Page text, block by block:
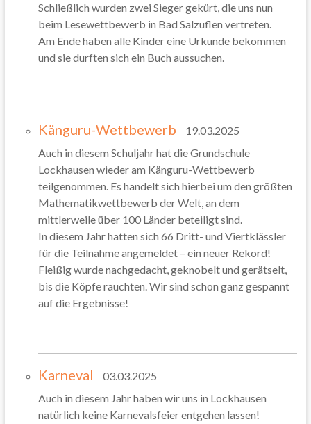
Schließlich wurden zwei Sieger gekürt, die uns nun
beim Lesewettbewerb in Bad Salzuflen vertreten.
Am Ende haben alle Kinder eine Urkunde bekommen
und sie durften sich ein Buch aussuchen.
Känguru-Wettbewerb
19.03.2025
Auch in diesem Schuljahr hat die Grundschule
Lockhausen wieder am Känguru-Wettbewerb
teilgenommen. Es handelt sich hierbei um den größten
Mathematikwettbewerb der Welt, an dem
mittlerweile über 100 Länder beteiligt sind.
In diesem Jahr hatten sich 66 Dritt- und Viertklässler
für die Teilnahme angemeldet – ein neuer Rekord!
Fleißig wurde nachgedacht, geknobelt und gerätselt,
bis die Köpfe rauchten. Wir sind schon ganz gespannt
auf die Ergebnisse!
Karneval
03.03.2025
Auch in diesem Jahr haben wir uns in Lockhausen
natürlich keine Karnevalsfeier entgehen lassen!